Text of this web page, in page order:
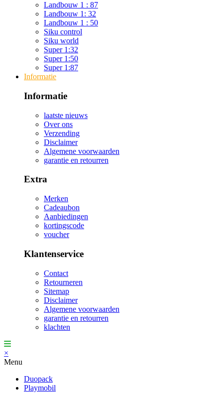
Landbouw 1 : 87
Landbouw 1: 32
Landbouw 1 : 50
Siku control
Siku world
Super 1:32
Super 1:50
Super 1:87
Informatie
Informatie
laatste nieuws
Over ons
Verzending
Disclaimer
Algemene voorwaarden
garantie en retourren
Extra
Merken
Cadeaubon
Aanbiedingen
kortingscode
voucher
Klantenservice
Contact
Retourneren
Sitemap
Disclaimer
Algemene voorwaarden
garantie en retourren
klachten
×
Menu
Duopack
Playmobil